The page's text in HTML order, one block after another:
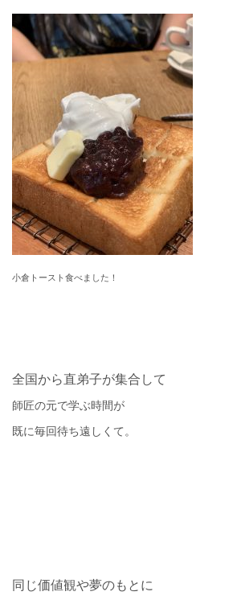
小倉トースト食べました！
全国から直弟子が集合して
師匠の元で学ぶ時間が
既に毎回待ち遠しくて。
同じ価値観や夢のもとに